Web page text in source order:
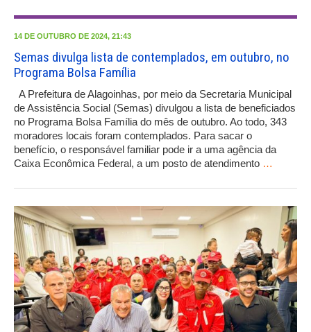
14 DE OUTUBRO DE 2024, 21:43
Semas divulga lista de contemplados, em outubro, no
Programa Bolsa Família
A Prefeitura de Alagoinhas, por meio da Secretaria Municipal
de Assistência Social (Semas) divulgou a lista de beneficiados
no Programa Bolsa Família do mês de outubro. Ao todo, 343
moradores locais foram contemplados. Para sacar o
benefício, o responsável familiar pode ir a uma agência da
Caixa Econômica Federal, a um posto de atendimento …